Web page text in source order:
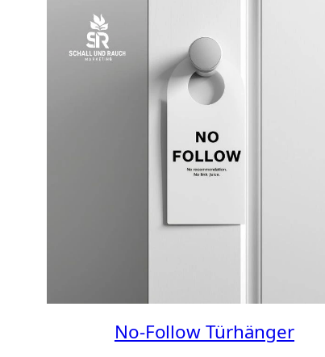
No-Follow Türhänger